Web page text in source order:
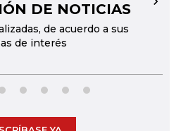
DE NOTICIAS
de acuerdo a sus
de interés
→